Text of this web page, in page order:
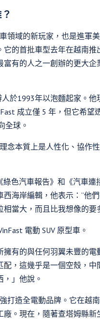
領域的新玩家，也是進軍
它的首批車型去年在越南推
富有的人之一創辦的更大企
人於1993年以泡麵起家。他
成立僅 5 年，但它希望
全球。
念本質上是人性化、協作
綠色汽車報告》和《汽車連
西海岸編輯，他表示：“他
相當大，而且比我想像的要
電動 SUV 原型車。
擁有的與任何羽翼未豐的電
配，這幾乎是一個空殼，中
，」他說。
打造全電動品牌。它在越
廠。現在，隨著查塔姆縣新